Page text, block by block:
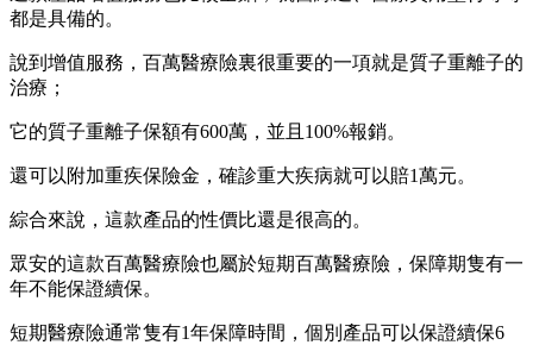
都是具備的。
說到增值服務，百萬醫療險裏很重要的一項就是質子重離子的
治療；
它的質子重離子保額有600萬，並且100%報銷。
還可以附加重疾保險金，確診重大疾病就可以賠1萬元。
綜合來說，這款產品的性價比還是很高的。
眾安的這款百萬醫療險也屬於短期百萬醫療險，保障期隻有一
年不能保證續保。
短期醫療險通常隻有1年保障時間，個別產品可以保證續保6